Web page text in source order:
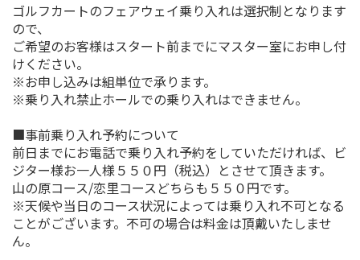
ゴルフカートのフェアウェイ乗り入れは選択制となります
ので、
ご希望のお客様はスタート前までにマスター室にお申し付
けください。
※お申し込みは組単位で承ります。
※乗り入れ禁止ホールでの乗り入れはできません。
■事前乗り入れ予約について
前日までにお電話で乗り入れ予約をしていただければ、ビ
ジター様お一人様５５０円（税込）とさせて頂きます。
山の原コース/恋里コースどちらも５５０円です。
※天候や当日のコース状況によっては乗り入れ不可となる
ことがございます。不可の場合は料金は頂戴いたしませ
ん。